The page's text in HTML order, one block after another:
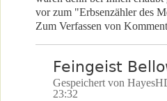
vor zum "Erbsenzähler des
Zum Verfassen von
Feingeist
Gespeichert von
23:32